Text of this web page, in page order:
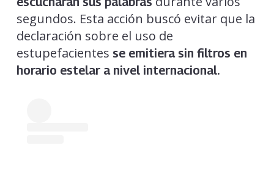
segundos. Esta acción buscó evitar que la
declaración sobre el uso de
estupefacientes se emitiera sin filtros en
horario estelar a nivel internacional.